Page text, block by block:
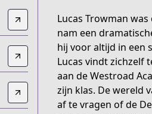
detail/daf_0000339
product/37285
Lucas Trowman
nam een
hij voor altijd in een
Lucas vindt zichzelf
aan de Westroad
zijn klas. De wereld
af te vragen of de